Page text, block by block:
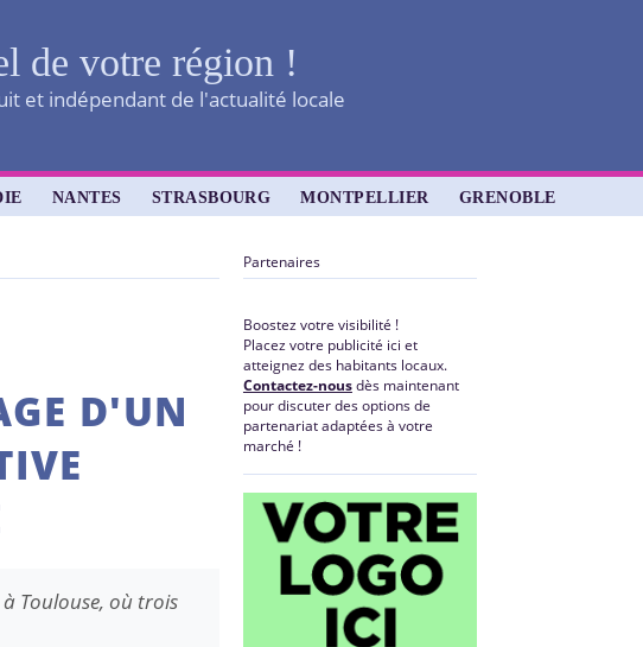
de votre région !
et indépendant de l'actualité locale
NANTES STRASBOURG MONTPELLIER GRENOBLE
D'UN
Toulouse, où trois
Partenaires
Boostez votre visibilité !
Placez votre publicité ici et
atteignez des habitants locaux.
Contactez-nousdès maintenant
pour discuter des options de
partenariat adaptées à votre
marché !